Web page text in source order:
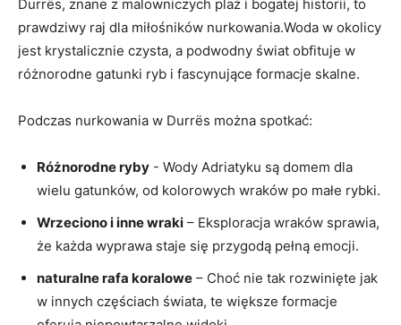
Durrës, znane ⁤z malowniczych ‍plaż i bogatej ​historii, to⁢
prawdziwy raj dla ‍miłośników nurkowania.Woda w okolicy
jest krystalicznie czysta,‌ a podwodny⁤ świat obfituje w
różnorodne gatunki ‌ryb i fascynujące formacje skalne.
Podczas nurkowania w ‌Durrës można spotkać:
Różnorodne ryby -​ Wody Adriatyku są domem dla
wielu gatunków, od kolorowych wraków po małe rybki.
Wrzeciono i inne ⁣wraki – Eksploracja wraków sprawia,
że każda wyprawa staje się przygodą pełną emocji.
naturalne ‌rafa koralowe – Choć ‍nie tak rozwinięte jak
w innych⁤ częściach⁤ świata, te ​większe formacje